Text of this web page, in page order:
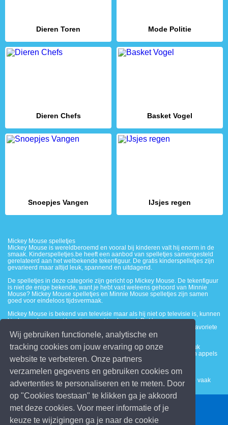
Wij gebruiken functionele, analytische en
tracking cookies om jouw ervaring op onze
website te verbeteren. Onze partners
verzamelen gegevens en gebruiken cookies om
advertenties te personaliseren en te meten. Door
op "Cookies toestaan" te klikken ga je akkoord
met deze cookies. Voor meer informatie of je
keuze te wijzigingen ga je naar de cookie
Dieren Toren Mode Politie
Dieren Chefs Basket Vogel
Snoepjes Vangen IJsjes regen
Mickey Mouse spelletjes
Mickey Mouse is wereldberoemd en vooral bij kinderen valt hij enorm in de
smaak. Kinderspelletjes.be heeft een aanbod van spelletjes samengesteld
gerelateerd aan het welbekende tekenfiguur. De gratis kinderspelletjes zijn
gevarieerd maar altijd leuk, spannend en uitdagend.
De spelletjes in deze categorie zijn gericht op Mickey Mouse. De tekenfiguur
is niet de enige bekende, want je hebt vast weleens gehoord van Minnie
Mouse? Mickey Mouse spelletjes en Minnie Mouse spelletjes zijn samen
goed voor eindeloos tijdsvermaak.
Mickey Mouse is bekend van televisie maar als hij niet op televisie is, kunnen
kinderen alsnog met hem ‘in aanraking komen’. Dat kan op
Kinderspelletjes.be. Zo kunnen kinderen spelletjes spelen van hun favoriete
tekenfiguur, namelijk Mickey Mouse. Of natuurlijk Minnie Mouse.
Online spelletjes op Kinderspelletjes.be zijn gratis te spelen. Een leuk
Mickey Mouse spel is appel vangen! Hier moet je zorgen dat er geen appels
op de grond vallen!
Een ander super leuk Mickey Mouse spelletje is Mickey en Donald
Hooghouden. Hier moeten Mickey Mouse en Donald Duck de bal zo vaak
mogelijk hoog houden.
© 2026 Kinderspelletjes.be